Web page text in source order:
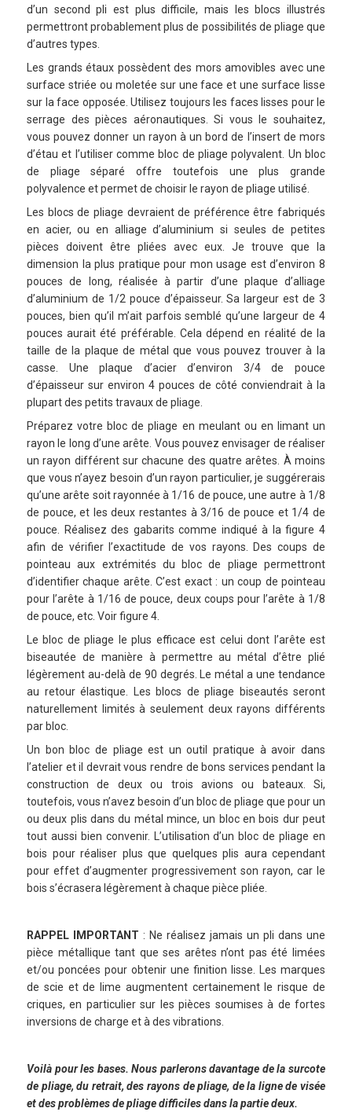
d’un second pli est plus difficile, mais les blocs illustrés
permettront probablement plus de possibilités de pliage que
d’autres types.
Les grands étaux possèdent des mors amovibles avec une
surface striée ou moletée sur une face et une surface lisse
sur la face opposée. Utilisez toujours les faces lisses pour le
serrage des pièces aéronautiques. Si vous le souhaitez,
vous pouvez donner un rayon à un bord de l’insert de mors
d’étau et l’utiliser comme bloc de pliage polyvalent. Un bloc
de pliage séparé offre toutefois une plus grande
polyvalence et permet de choisir le rayon de pliage utilisé.
Les blocs de pliage devraient de préférence être fabriqués
en acier, ou en alliage d’aluminium si seules de petites
pièces doivent être pliées avec eux. Je trouve que la
dimension la plus pratique pour mon usage est d’environ 8
pouces de long, réalisée à partir d’une plaque d’alliage
d’aluminium de 1/2 pouce d’épaisseur. Sa largeur est de 3
pouces, bien qu’il m’ait parfois semblé qu’une largeur de 4
pouces aurait été préférable. Cela dépend en réalité de la
taille de la plaque de métal que vous pouvez trouver à la
casse. Une plaque d’acier d’environ 3/4 de pouce
d’épaisseur sur environ 4 pouces de côté conviendrait à la
plupart des petits travaux de pliage.
Préparez votre bloc de pliage en meulant ou en limant un
rayon le long d’une arête. Vous pouvez envisager de réaliser
un rayon différent sur chacune des quatre arêtes. À moins
que vous n’ayez besoin d’un rayon particulier, je suggérerais
qu’une arête soit rayonnée à 1/16 de pouce, une autre à 1/8
de pouce, et les deux restantes à 3/16 de pouce et 1/4 de
pouce. Réalisez des gabarits comme indiqué à la figure 4
afin de vérifier l’exactitude de vos rayons. Des coups de
pointeau aux extrémités du bloc de pliage permettront
d’identifier chaque arête. C’est exact : un coup de pointeau
pour l’arête à 1/16 de pouce, deux coups pour l’arête à 1/8
de pouce, etc. Voir figure 4.
Le bloc de pliage le plus efficace est celui dont l’arête est
biseautée de manière à permettre au métal d’être plié
légèrement au-delà de 90 degrés. Le métal a une tendance
au retour élastique. Les blocs de pliage biseautés seront
naturellement limités à seulement deux rayons différents
par bloc.
Un bon bloc de pliage est un outil pratique à avoir dans
l’atelier et il devrait vous rendre de bons services pendant la
construction de deux ou trois avions ou bateaux. Si,
toutefois, vous n’avez besoin d’un bloc de pliage que pour un
ou deux plis dans du métal mince, un bloc en bois dur peut
tout aussi bien convenir. L’utilisation d’un bloc de pliage en
bois pour réaliser plus que quelques plis aura cependant
pour effet d’augmenter progressivement son rayon, car le
bois s’écrasera légèrement à chaque pièce pliée.
RAPPEL IMPORTANT : Ne réalisez jamais un pli dans une
pièce métallique tant que ses arêtes n’ont pas été limées
et/ou poncées pour obtenir une finition lisse. Les marques
de scie et de lime augmentent certainement le risque de
criques, en particulier sur les pièces soumises à de fortes
inversions de charge et à des vibrations.
Voilà pour les bases. Nous parlerons davantage de la surcote
de pliage, du retrait, des rayons de pliage, de la ligne de visée
et des problèmes de pliage difficiles dans la partie deux.